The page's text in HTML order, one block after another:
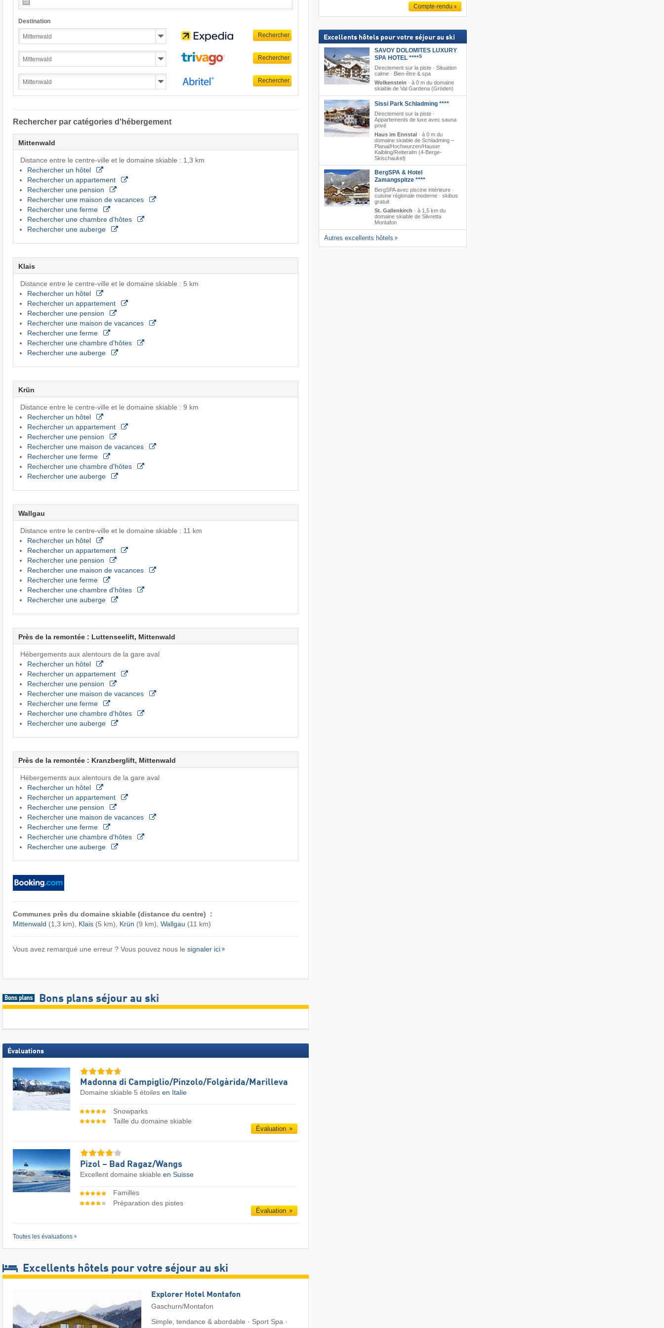
Destination
Rechercher par catégories d'hébergement
Mittenwald
Distance entre le centre-ville et le domaine skiable : 1,3 km
Rechercher un hôtel
Rechercher un appartement
Rechercher une pension
Rechercher une maison de vacances
Rechercher une ferme
Rechercher une chambre d'hôtes
Rechercher une auberge
Klais
Distance entre le centre-ville et le domaine skiable : 5 km
Rechercher un hôtel
Rechercher un appartement
Rechercher une pension
Rechercher une maison de vacances
Rechercher une ferme
Rechercher une chambre d'hôtes
Rechercher une auberge
Krün
Distance entre le centre-ville et le domaine skiable : 9 km
Rechercher un hôtel
Rechercher un appartement
Rechercher une pension
Rechercher une maison de vacances
Rechercher une ferme
Rechercher une chambre d'hôtes
Rechercher une auberge
Wallgau
Distance entre le centre-ville et le domaine skiable : 11 km
Rechercher un hôtel
Rechercher un appartement
Rechercher une pension
Rechercher une maison de vacances
Rechercher une ferme
Rechercher une chambre d'hôtes
Rechercher une auberge
Près de la remontée : Luttenseelift, Mittenwald
Hébergements aux alentours de la gare aval
Rechercher un hôtel
Rechercher un appartement
Rechercher une pension
Rechercher une maison de vacances
Rechercher une ferme
Rechercher une chambre d'hôtes
Rechercher une auberge
Près de la remontée : Kranzberglift, Mittenwald
Hébergements aux alentours de la gare aval
Rechercher un hôtel
Rechercher un appartement
Rechercher une pension
Rechercher une maison de vacances
Rechercher une ferme
Rechercher une chambre d'hôtes
Rechercher une auberge
Communes près du domaine skiable (distance du centre) :
Mittenwald (1,3 km), Klais(5 km), Krün (9 km), Wallgau (11 km)
Vous avez remarqué une erreur ? Vous pouvez nous le signaler ici
Bons plans séjour au ski
Évaluations
Madonna di Campiglio/​Pinzolo/​Folgàrida/​Marilleva
Domaine skiable 5 étoiles en Italie
Snowparks
Taille du domaine skiable
Évaluation
Pizol – Bad Ragaz/​Wangs
Excellent domaine skiable en Suisse
Familles
Préparation des pistes
Évaluation
Toutes les évaluations
Excellents hôtels pour votre séjour au ski
Explorer Hotel Montafon
Gaschurn/Montafon
Simple, tendance & abordable · Sport Spa ·
Compte-rendu
Excellents hôtels pour votre séjour au ski
SAVOY DOLOMITES LUXURY
SPA HOTEL ****S
Directement sur la piste · Situation
calme · Bien-être & spa
Wolkenstein · à 0 m du domaine
skiable de Val Gardena (Gröden)
Sissi Park Schladming ****
Directement sur la piste ·
Appartements de luxe avec sauna
privé
Haus im Ennstal · à 0 m du
domaine skiable de Schladming –
Planai/​Hochwurzen/​Hauser
Kaibling/​Reiteralm (4-Berge-
Skischaukel)
BergSPA & Hotel
Zamangspitze ****
BergSPA avec piscine intérieure ·
cuisine régionale moderne · skibus
gratuit
St. Gallenkirch · à 1,5 km du
domaine skiable de Silvretta
Montafon
Autres excellents hôtels